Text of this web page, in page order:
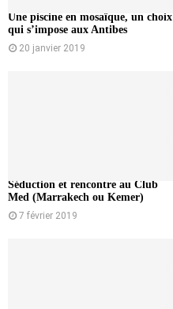
Une piscine en mosaïque, un choix
qui s’impose aux Antibes
20 janvier 2019
Séduction et rencontre au Club
Med (Marrakech ou Kemer)
7 février 2019